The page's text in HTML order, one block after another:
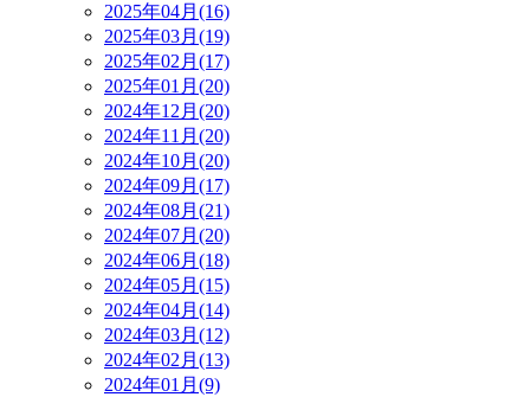
2025年04月(16)
2025年03月(19)
2025年02月(17)
2025年01月(20)
2024年12月(20)
2024年11月(20)
2024年10月(20)
2024年09月(17)
2024年08月(21)
2024年07月(20)
2024年06月(18)
2024年05月(15)
2024年04月(14)
2024年03月(12)
2024年02月(13)
2024年01月(9)